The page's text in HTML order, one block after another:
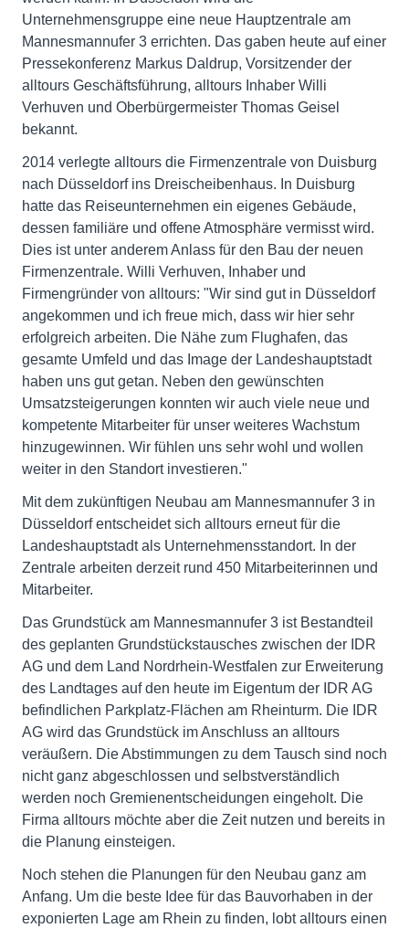
Unternehmensgruppe eine neue Hauptzentrale am
Mannesmannufer 3 errichten. Das gaben heute auf einer
Pressekonferenz Markus Daldrup, Vorsitzender der
alltours Geschäftsführung, alltours Inhaber Willi
Verhuven und Oberbürgermeister Thomas Geisel
bekannt.
2014 verlegte alltours die Firmenzentrale von Duisburg
nach Düsseldorf ins Dreischeibenhaus. In Duisburg
hatte das Reiseunternehmen ein eigenes Gebäude,
dessen familiäre und offene Atmosphäre vermisst wird.
Dies ist unter anderem Anlass für den Bau der neuen
Firmenzentrale. Willi Verhuven, Inhaber und
Firmengründer von alltours: "Wir sind gut in Düsseldorf
angekommen und ich freue mich, dass wir hier sehr
erfolgreich arbeiten. Die Nähe zum Flughafen, das
gesamte Umfeld und das Image der Landeshauptstadt
haben uns gut getan. Neben den gewünschten
Umsatzsteigerungen konnten wir auch viele neue und
kompetente Mitarbeiter für unser weiteres Wachstum
hinzugewinnen. Wir fühlen uns sehr wohl und wollen
weiter in den Standort investieren."
Mit dem zukünftigen Neubau am Mannesmannufer 3 in
Düsseldorf entscheidet sich alltours erneut für die
Landeshauptstadt als Unternehmensstandort. In der
Zentrale arbeiten derzeit rund 450 Mitarbeiterinnen und
Mitarbeiter.
Das Grundstück am Mannesmannufer 3 ist Bestandteil
des geplanten Grundstückstausches zwischen der IDR
AG und dem Land Nordrhein-Westfalen zur Erweiterung
des Landtages auf den heute im Eigentum der IDR AG
befindlichen Parkplatz-Flächen am Rheinturm. Die IDR
AG wird das Grundstück im Anschluss an alltours
veräußern. Die Abstimmungen zu dem Tausch sind noch
nicht ganz abgeschlossen und selbstverständlich
werden noch Gremienentscheidungen eingeholt. Die
Firma alltours möchte aber die Zeit nutzen und bereits in
die Planung einsteigen.
Noch stehen die Planungen für den Neubau ganz am
Anfang. Um die beste Idee für das Bauvorhaben in der
exponierten Lage am Rhein zu finden, lobt alltours einen